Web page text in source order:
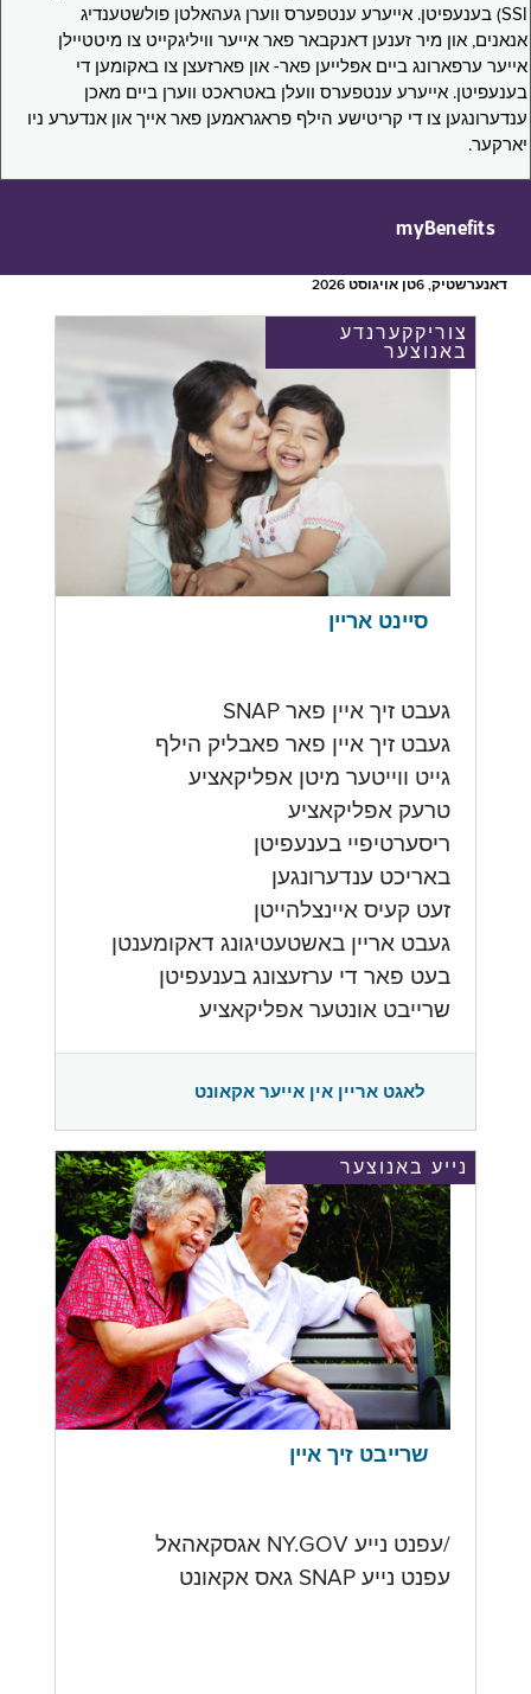
SSI) בענעפיטן. אייערע ענטפערס ווערן געהאלטן פולשטענדיג
אנאנים, און מיר זענען דאנקבאר פאר אייער וויליגקייט צו מיטטיילן
אייער ערפארונג ביים אפּלייען פאר- און פארזעצן צו באקומען די
בענעפיטן. אייערע ענטפערס וועלן באטראכט ווערן ביים מאכן
ענדערונגען צו די קריטישע הילף פראגראמען פאר אייך און אנדערע ניו
יארקער.
myBenefits
דאנערשטיק, 6טן אויגוסט 2026
צוריקקערנדע
באנוצער
סיינט אריין
געבט זיך איין פאר SNAP
געבט זיך איין פאר פאבליק הילף
גייט ווייטער מיטן אפליקאציע
טרעק אפליקאציע
ריסערטיפיי בענעפיטן
באריכט ענדערונגען
זעט קעיס איינצלהייטן
געבט אריין באשטעטיגונג דאקומענטן
בעט פאר די ערזעצונג בענעפיטן
שרייבט אונטער אפליקאציע
לאגט אריין אין אייער אקאונט
נייע באנוצער
שרייבט זיך איין
/עפנט נייע NY.GOV אגסקאהאל
עפנט נייע SNAP גאס אקאונט